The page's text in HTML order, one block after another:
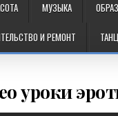
МУЗЫКА
И РЕМОНТ
уроки